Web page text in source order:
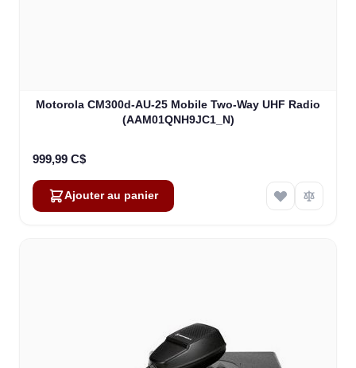
Motorola CM300d-AU-25 Mobile Two-Way UHF Radio
(AAM01QNH9JC1_N)
999,99 C$
Ajouter au panier